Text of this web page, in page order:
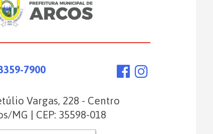
7900
Vargas, 228 - Centro
MG | CEP: 35598-018